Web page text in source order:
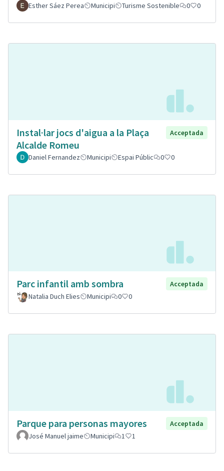
Esther Sáez Perea
Municipi Turisme Sostenible 0 0
Instal·lar jocs d'aigua a la Plaça
Alcalde Romeu
Acceptada
Daniel Fernandez Municipi Espai Públic 0 0
Parc infantil amb sombra
Acceptada
Natalia Duch Elies
Municipi 0 0
Parque para personas mayores
Acceptada
José Manuel jaime
Municipi 1 1